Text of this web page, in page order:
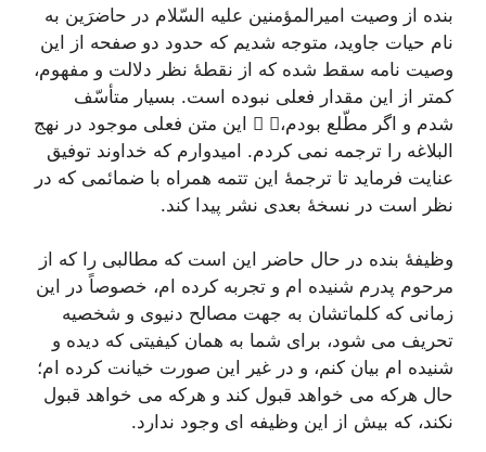
بنده از وصیت امیرالمؤمنین علیه السّلام در حاضرَین به
نام حیات جاوید، متوجه شدیم که حدود دو صفحه از این
وصیت نامه سقط شده که از نقطۀ نظر دلالت و مفهوم،
کمتر از این مقدار فعلی نبوده است. بسیار متأسّف
شدم و اگر مطّلع بودم،  این متن فعلی موجود در نهج
البلاغه را ترجمه نمی کردم. امیدوارم که خداوند توفیق
عنایت فرماید تا ترجمۀ این تتمه همراه با ضمائمی که در
نظر است در نسخۀ بعدی نشر پیدا کند.
وظیفۀ بنده در حال حاضر این است که مطالبی را که از
مرحوم پدرم شنیده ام و تجربه کرده ام، خصوصاً در این
زمانی که کلماتشان به جهت مصالح دنیوی و شخصیه
تحریف می شود، برای شما به همان کیفیتی که دیده و
شنیده ام بیان کنم، و در غیر این صورت خیانت کرده ام؛
حال هرکه می خواهد قبول کند و هرکه می خواهد قبول
نکند، که بیش از این وظیفه ای وجود ندارد.